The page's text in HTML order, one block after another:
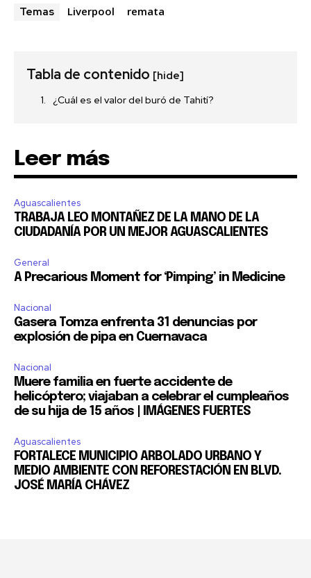
Temas Liverpool remata
Tabla de contenido [hide]
¿Cuál es el valor del buró de Tahití?
Leer más
Aguascalientes
TRABAJA LEO MONTAÑEZ DE LA MANO DE LA
CIUDADANÍA POR UN MEJOR AGUASCALIENTES
General
A Precarious Moment for ‘Pimping’ in Medicine
Nacional
Gasera Tomza enfrenta 31 denuncias por
explosión de pipa en Cuernavaca
Nacional
Muere familia en fuerte accidente de
helicóptero; viajaban a celebrar el cumpleaños
de su hija de 15 años | IMÁGENES FUERTES
Aguascalientes
FORTALECE MUNICIPIO ARBOLADO URBANO Y
MEDIO AMBIENTE CON REFORESTACIÓN EN BLVD.
JOSÉ MARÍA CHÁVEZ